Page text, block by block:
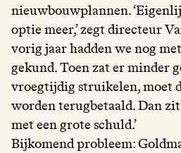
nieuwbouwplannen.
optie meer,’ zegt directeur
vorig jaar hadden we nog
gekund. Toen zat er minder
vroegtijdig struikelen, moet
worden terugbetaald. Dan
met een grote schuld.’
Bijkomend probleem: